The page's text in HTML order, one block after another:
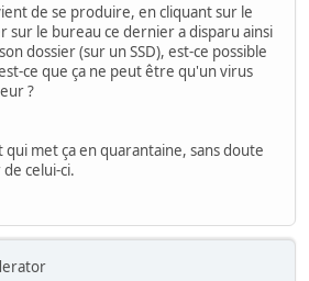
de se produire, en cliquant sur le
sur le bureau ce dernier a disparu ainsi
dossier (sur un SSD), est-ce possible
ce que ça ne peut être qu'un virus
?
qui met ça en quarantaine, sans doute
celui-ci.